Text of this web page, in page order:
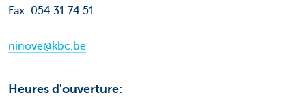
Fax: 054 31 74 51
ninove@kbc.be
Heures d'ouverture: